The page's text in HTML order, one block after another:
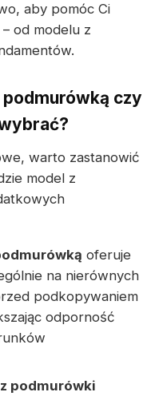
aby pomóc Ci
od modelu z
czy
warto zastanowić
model z
oferuje
na nierównych
podkopywaniem
odporność
podmurówki